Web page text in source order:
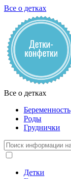
Все о детках
Все о детках
Беременность
Роды
Груднички
Детки